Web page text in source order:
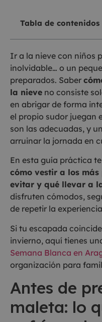
Tabla de contenidos
Ir a la nieve con niños
inolvidable… o un
preparados. Saber
la nieve no consiste
en abrigar de forma
el propio sudor juegan
son las adecuadas, y
arruinar la jornada en
En esta guía práctica
cómo vestir a los más
evitar y qué llevar a
disfruten cómodos,
de repetir la
Si tu escapada
invierno, aquí tienes
Semana Blanca en
organización para
Antes de
maleta: lo